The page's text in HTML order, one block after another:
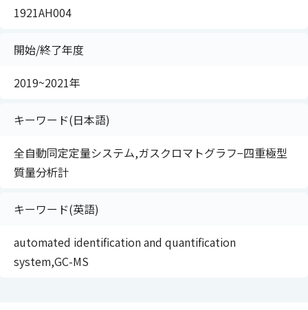
1921AH004
開始/終了年度
2019~2021年
キーワード(日本語)
全自動同定定量システム,ガスクロマトグラフ−四重極型
質量分析計
キーワード(英語)
automated identification and quantification
system,GC-MS